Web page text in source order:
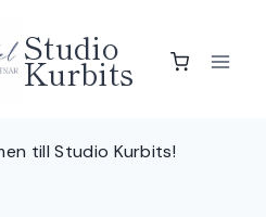
Studio
Kurbits
till Studio Kurbits!